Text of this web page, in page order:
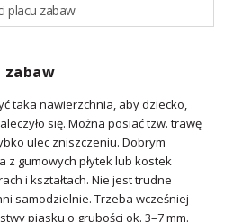
placu zabaw
zabaw
taka nawierzchnia, aby dziecko,
się. Można posiać tzw. trawę
ulec zniszczeniu. Dobrym
z gumowych płytek lub kostek
i kształtach. Nie jest trudne
samodzielnie. Trzeba wcześniej
piasku o grubości ok. 3–7 mm.